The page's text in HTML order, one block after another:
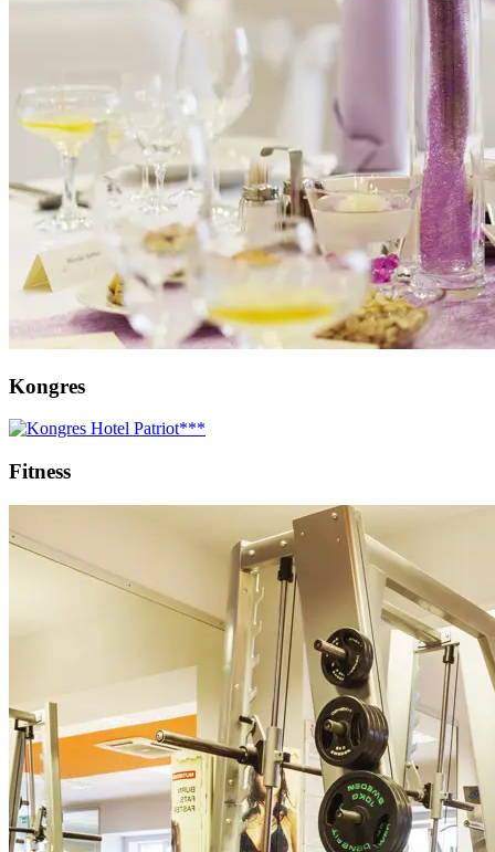
Kongres
Fitness